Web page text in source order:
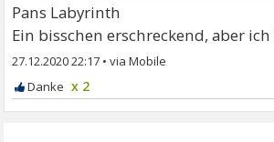
Pans Labyrinth
Ein bisschen erschreckend, aber
27.12.2020 22:17 •
x 2